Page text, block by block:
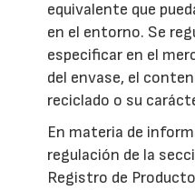
equivalente que
en el entorno. Se
especificar en el
del envase, el
reciclado o su
En materia de
regulación de la
Registro de